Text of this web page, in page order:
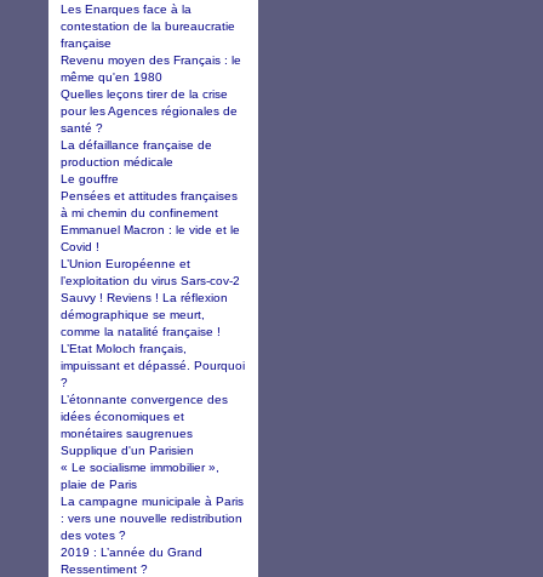
Les Enarques face à la
contestation de la bureaucratie
française
Revenu moyen des Français : le
même qu'en 1980
Quelles leçons tirer de la crise
pour les Agences régionales de
santé ?
La défaillance française de
production médicale
Le gouffre
Pensées et attitudes françaises
à mi chemin du confinement
Emmanuel Macron : le vide et le
Covid !
L’Union Européenne et
l’exploitation du virus Sars-cov-2
Sauvy ! Reviens ! La réflexion
démographique se meurt,
comme la natalité française !
L’Etat Moloch français,
impuissant et dépassé. Pourquoi
?
L’étonnante convergence des
idées économiques et
monétaires saugrenues
Supplique d'un Parisien
« Le socialisme immobilier »,
plaie de Paris
La campagne municipale à Paris
: vers une nouvelle redistribution
des votes ?
2019 : L’année du Grand
Ressentiment ?